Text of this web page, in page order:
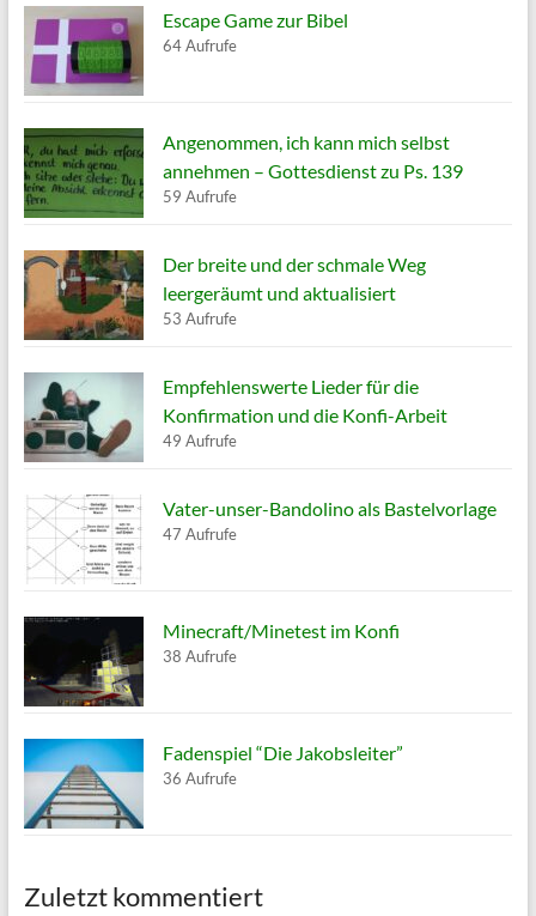
Escape Game zur Bibel
64 Aufrufe
Angenommen, ich kann mich selbst
annehmen – Gottesdienst zu Ps. 139
59 Aufrufe
Der breite und der schmale Weg
leergeräumt und aktualisiert
53 Aufrufe
Empfehlenswerte Lieder für die
Konfirmation und die Konfi-Arbeit
49 Aufrufe
Vater-unser-Bandolino als Bastelvorlage
47 Aufrufe
Minecraft/Minetest im Konfi
38 Aufrufe
Fadenspiel “Die Jakobsleiter”
36 Aufrufe
Zuletzt kommentiert